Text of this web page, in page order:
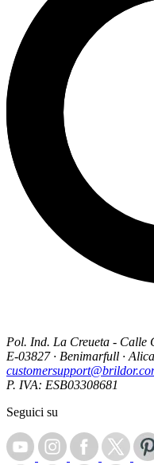
Pol. Ind. La Creueta - Calle
E-03827 · Benimarfull ·
P. IVA: ESB03308681
Seguici su